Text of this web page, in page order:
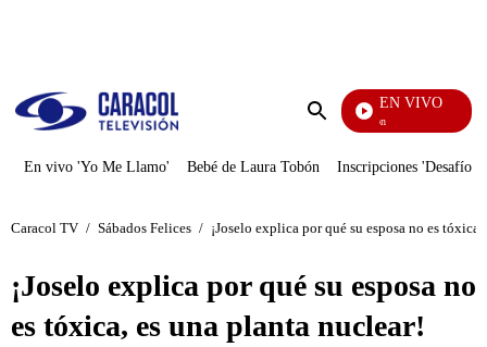
Enviar
EN VIVO
Pura Diversión
En vivo 'Yo Me Llamo' Bebé de Laura Tobón Inscripciones 'Desafío'
Caracol TV / Sábados Felices / ¡Joselo explica por qué su esposa no es
¡Joselo explica por qué su esposa no
es tóxica, es una planta nuclear!